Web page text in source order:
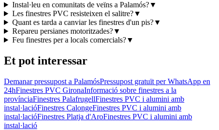
Instal·leu en comunitats de veïns a Palamós?▼
Les finestres PVC resisteixen el salitre?▼
Quant es tarda a canviar les finestres d'un pis?▼
Repareu persianes motoritzades?▼
Feu finestres per a locals comercials?▼
Et pot interessar
Demanar pressupost a PalamósPressupost gratuït per WhatsApp en
24hFinestres PVC GironaInformació sobre finestres a la
provínciaFinestres PalafrugellFinestres PVC i alumini amb
instal·lacióFinestres CalongeFinestres PVC i alumini amb
instal·lacióFinestres Platja d'AroFinestres PVC i alumini amb
instal·lació